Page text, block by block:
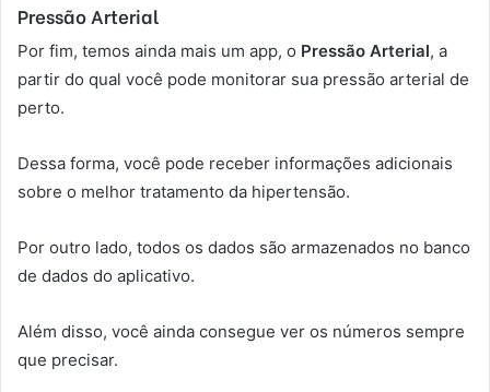
Pressão Arterial
Por fim, temos ainda mais um app, o Pressão Arterial, a
partir do qual você pode monitorar sua pressão arterial de
perto.
Dessa forma, você pode receber informações adicionais
sobre o melhor tratamento da hipertensão.
Por outro lado, todos os dados são armazenados no banco
de dados do aplicativo.
Além disso, você ainda consegue ver os números sempre
que precisar.